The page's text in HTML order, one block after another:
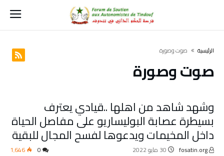
‫الرئيسية‬ صوت وصورة
صوت وصورة
وشهد شاهد من اهلها ..قيادي يعترف
بسيطرة عصابة البوليساريو على مفاصل الحياة
داخل المخيمات ويدعوها لفسح المجال للبقية
30 مايو 2022 1٬646